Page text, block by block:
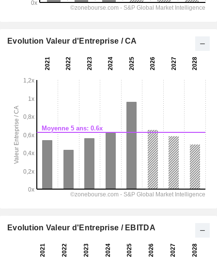
Evolution Valeur d'Entreprise / CA
Evolution Valeur d'Entreprise / EBITDA